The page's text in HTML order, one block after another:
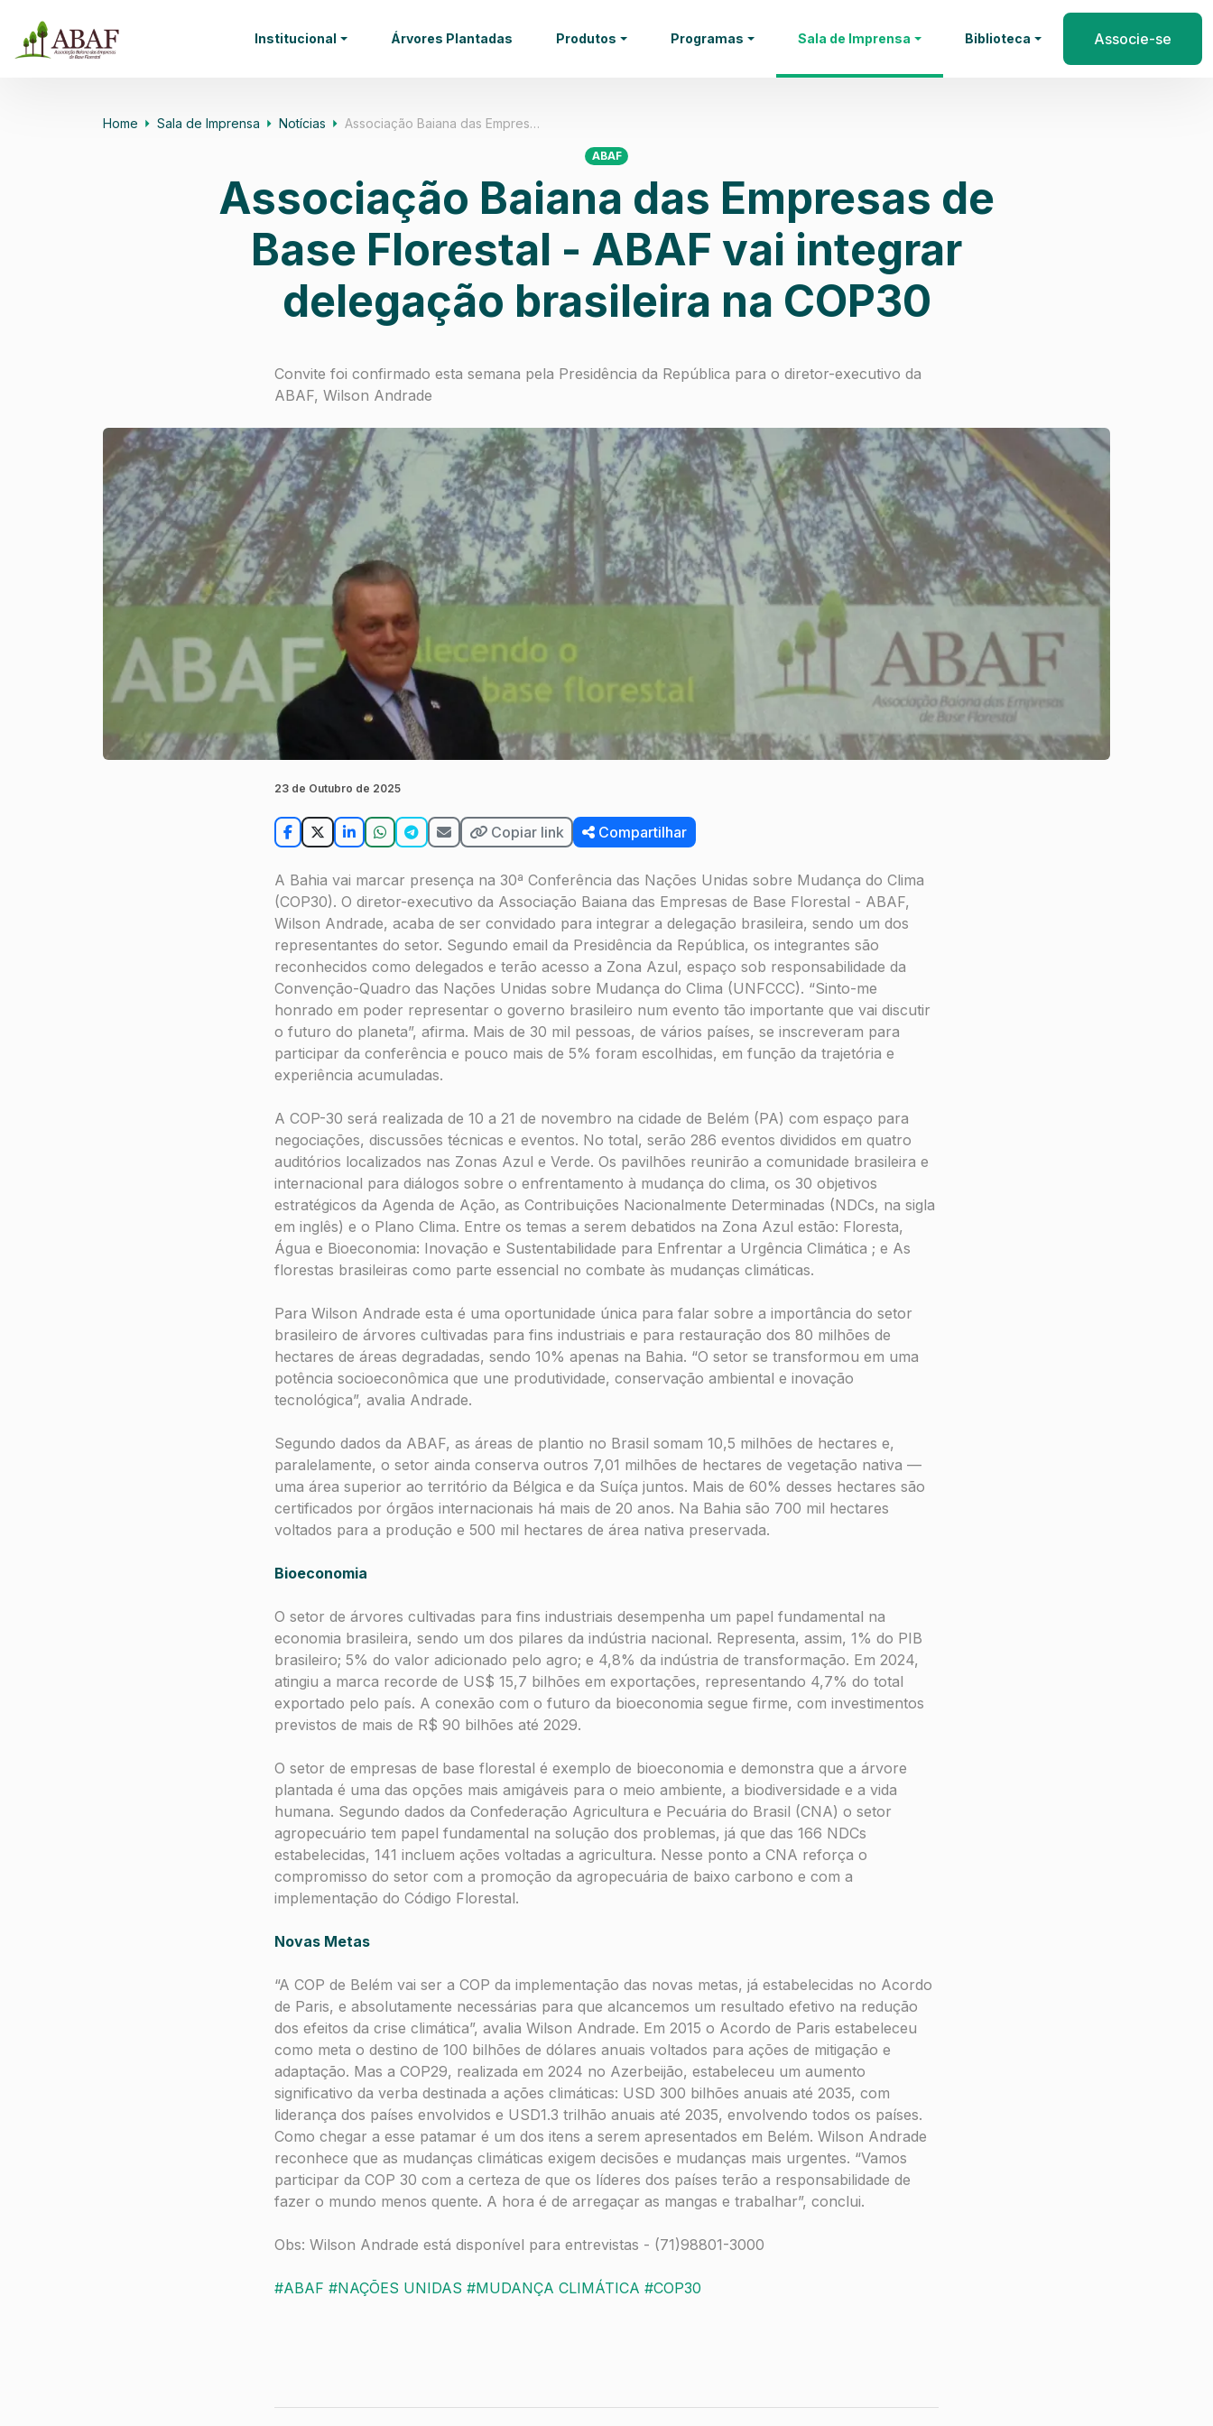
Institucional Árvores Plantadas Produtos Programas Sala de Imprensa Biblioteca Associe-se
Home Sala de Imprensa Notícias Associação Baiana das Empres…
ABAF
Associação Baiana das Empresas de
Base Florestal - ABAF vai integrar
delegação brasileira na COP30
Convite foi confirmado esta semana pela Presidência da República para o diretor-executivo da
ABAF, Wilson Andrade
23 de Outubro de 2025
Copiar link Compartilhar
A Bahia vai marcar presença na 30ª Conferência das Nações Unidas sobre Mudança do Clima
(COP30). O diretor-executivo da Associação Baiana das Empresas de Base Florestal - ABAF,
Wilson Andrade, acaba de ser convidado para integrar a delegação brasileira, sendo um dos
representantes do setor. Segundo email da Presidência da República, os integrantes são
reconhecidos como delegados e terão acesso a Zona Azul, espaço sob responsabilidade da
Convenção-Quadro das Nações Unidas sobre Mudança do Clima (UNFCCC). “Sinto-me
honrado em poder representar o governo brasileiro num evento tão importante que vai discutir
o futuro do planeta”, afirma. Mais de 30 mil pessoas, de vários países, se inscreveram para
participar da conferência e pouco mais de 5% foram escolhidas, em função da trajetória e
experiência acumuladas.
A COP-30 será realizada de 10 a 21 de novembro na cidade de Belém (PA) com espaço para
negociações, discussões técnicas e eventos. No total, serão 286 eventos divididos em quatro
auditórios localizados nas Zonas Azul e Verde. Os pavilhões reunirão a comunidade brasileira e
internacional para diálogos sobre o enfrentamento à mudança do clima, os 30 objetivos
estratégicos da Agenda de Ação, as Contribuições Nacionalmente Determinadas (NDCs, na sigla
em inglês) e o Plano Clima. Entre os temas a serem debatidos na Zona Azul estão: Floresta,
Água e Bioeconomia: Inovação e Sustentabilidade para Enfrentar a Urgência Climática ; e As
florestas brasileiras como parte essencial no combate às mudanças climáticas.
Para Wilson Andrade esta é uma oportunidade única para falar sobre a importância do setor
brasileiro de árvores cultivadas para fins industriais e para restauração dos 80 milhões de
hectares de áreas degradadas, sendo 10% apenas na Bahia. “O setor se transformou em uma
potência socioeconômica que une produtividade, conservação ambiental e inovação
tecnológica”, avalia Andrade.
Segundo dados da ABAF, as áreas de plantio no Brasil somam 10,5 milhões de hectares e,
paralelamente, o setor ainda conserva outros 7,01 milhões de hectares de vegetação nativa —
uma área superior ao território da Bélgica e da Suíça juntos. Mais de 60% desses hectares são
certificados por órgãos internacionais há mais de 20 anos. Na Bahia são 700 mil hectares
voltados para a produção e 500 mil hectares de área nativa preservada.
Bioeconomia
O setor de árvores cultivadas para fins industriais desempenha um papel fundamental na
economia brasileira, sendo um dos pilares da indústria nacional. Representa, assim, 1% do PIB
brasileiro; 5% do valor adicionado pelo agro; e 4,8% da indústria de transformação. Em 2024,
atingiu a marca recorde de US$ 15,7 bilhões em exportações, representando 4,7% do total
exportado pelo país. A conexão com o futuro da bioeconomia segue firme, com investimentos
previstos de mais de R$ 90 bilhões até 2029.
O setor de empresas de base florestal é exemplo de bioeconomia e demonstra que a árvore
plantada é uma das opções mais amigáveis para o meio ambiente, a biodiversidade e a vida
humana. Segundo dados da Confederação Agricultura e Pecuária do Brasil (CNA) o setor
agropecuário tem papel fundamental na solução dos problemas, já que das 166 NDCs
estabelecidas, 141 incluem ações voltadas a agricultura. Nesse ponto a CNA reforça o
compromisso do setor com a promoção da agropecuária de baixo carbono e com a
implementação do Código Florestal.
Novas Metas
“A COP de Belém vai ser a COP da implementação das novas metas, já estabelecidas no Acordo
de Paris, e absolutamente necessárias para que alcancemos um resultado efetivo na redução
dos efeitos da crise climática”, avalia Wilson Andrade. Em 2015 o Acordo de Paris estabeleceu
como meta o destino de 100 bilhões de dólares anuais voltados para ações de mitigação e
adaptação. Mas a COP29, realizada em 2024 no Azerbeijão, estabeleceu um aumento
significativo da verba destinada a ações climáticas: USD 300 bilhões anuais até 2035, com
liderança dos países envolvidos e USD1.3 trilhão anuais até 2035, envolvendo todos os países.
Como chegar a esse patamar é um dos itens a serem apresentados em Belém. Wilson Andrade
reconhece que as mudanças climáticas exigem decisões e mudanças mais urgentes. “Vamos
participar da COP 30 com a certeza de que os líderes dos países terão a responsabilidade de
fazer o mundo menos quente. A hora é de arregaçar as mangas e trabalhar”, conclui.
Obs: Wilson Andrade está disponível para entrevistas - (71)98801-3000
#ABAF #NAÇÕES UNIDAS #MUDANÇA CLIMÁTICA #COP30